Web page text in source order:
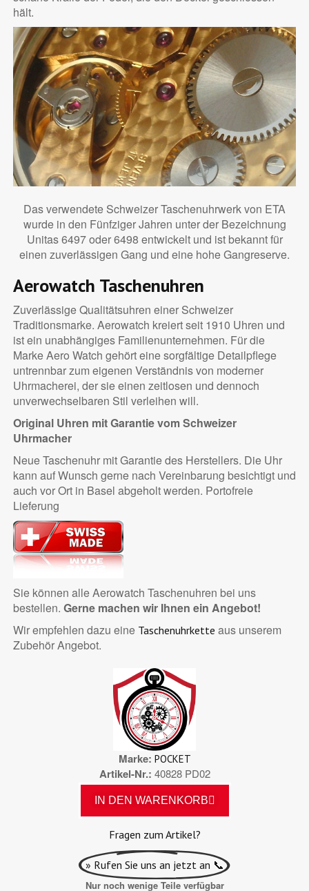
hält.
Das verwendete Schweizer Taschenuhrwerk von ETA
wurde in den Fünfziger Jahren unter der Bezeichnung
Unitas 6497 oder 6498 entwickelt und ist bekannt für
einen zuverlässigen Gang und eine hohe Gangreserve.
Aerowatch Taschenuhren
Zuverlässige Qualitätsuhren einer Schweizer
Traditionsmarke. Aerowatch kreiert seit 1910 Uhren und
ist ein unabhängiges Familienunternehmen. Für die
Marke Aero Watch gehört eine sorgfältige Detailpflege
untrennbar zum eigenen Verständnis von moderner
Uhrmacherei, der sie einen zeitlosen und dennoch
unverwechselbaren Stil verleihen will.
Original Uhren mit Garantie vom Schweizer
Uhrmacher
Neue Taschenuhr mit Garantie des Herstellers. Die Uhr
kann auf Wunsch gerne nach Vereinbarung besichtigt und
auch vor Ort in Basel abgeholt werden. Portofreie
Lieferung
Sie können alle Aerowatch Taschenuhren bei uns
bestellen. Gerne machen wir Ihnen ein Angebot!
Wir empfehlen dazu eine Taschenuhrkette aus unserem
Zubehör Angebot.
Marke POCKET
Artikel-Nr. 40828 PD02
IN DEN WARENKORB
Fragen zum Artikel?
» Rufen Sie uns an jetzt an 📞
Nur noch wenige Teile verfügbar